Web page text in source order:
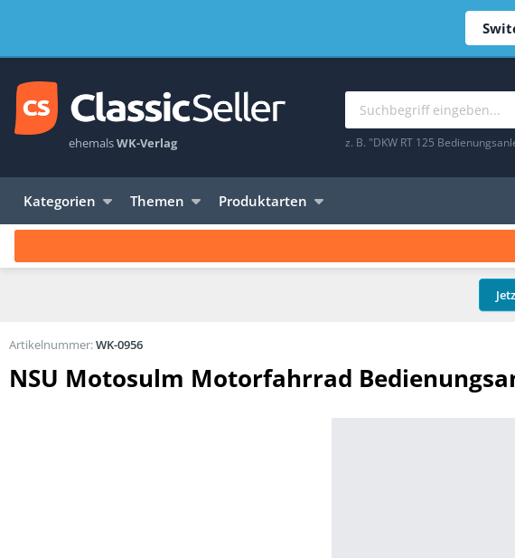
ehemalsWK-Verlag z. B. "DKW RT 125
Kategorien Themen Produktarten
NSU Motosulm Motorfahrrad
Artikelnummer:WK-0956